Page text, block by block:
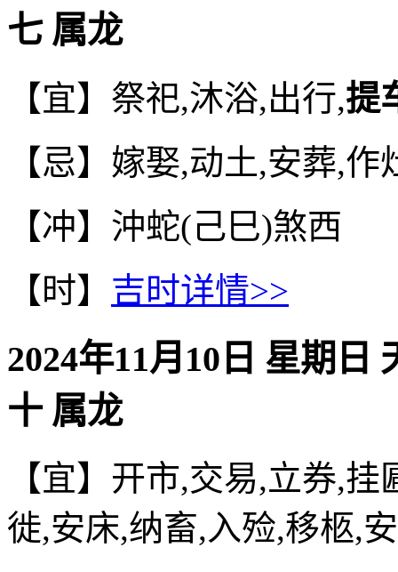
七 属龙
【宜】祭祀,沐浴,出行,提
【忌】嫁娶,动土,安葬,作
【冲】沖蛇(己巳)煞西
【时】 吉时详情>>
2024年11月10日 星期日
十 属龙
【宜】开市,交易,立券,
徙,安床,纳畜,入殓,移柩,